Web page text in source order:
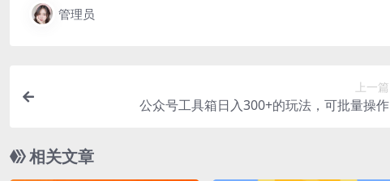
管理员
上一篇
公众号工具箱日入300+的玩法，可批量操作
相关文章